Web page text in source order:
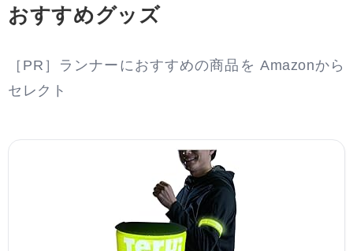
おすすめグッズ
［PR］ランナーにおすすめの商品を Amazonから
セレクト